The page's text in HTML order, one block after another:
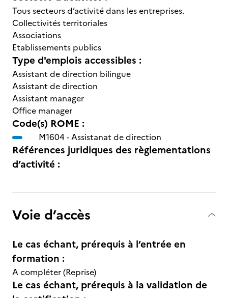
Tous secteurs d’activité dans les entreprises.
Collectivités territoriales
Associations
Etablissements publics
Type d'emplois accessibles :
Assistant de direction bilingue
Assistant de direction
Assistant manager
Office manager
Code(s) ROME :
M1604 -Assistanat de direction
Références juridiques des règlementations
d’activité :
Voie d’accès
Le cas échant, prérequis à l’entrée en
formation :
A compléter (Reprise)
Le cas échant, prérequis à la validation de